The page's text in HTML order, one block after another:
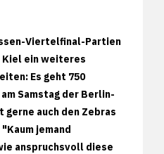
Viertelfinal-Partien
Kiel ein weiteres
Es geht 750
Samstag der Berlin-
auch den Zebras
jemand
anspruchsvoll diese